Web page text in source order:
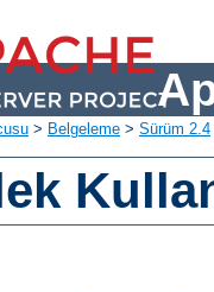
> Belgeleme > Sürüm 2.4